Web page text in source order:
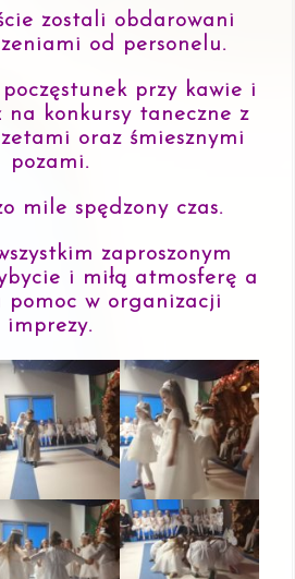
zostali obdarowani
od personelu.
poczęstunek przy kawie i
na konkursy taneczne z
oraz śmiesznymi
pozami.
mile spędzony czas.
zaproszonym
i miłą atmosferę a
pomoc w organizacji
imprezy.